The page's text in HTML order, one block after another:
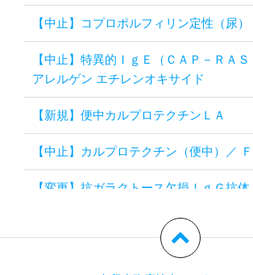
【中止】コプロポルフィリン定性（尿）
【中止】特異的ＩｇＥ（ＣＡＰ－ＲＡ
アレルゲン エチレンオキサイド
【新規】便中カルプロテクチンＬＡ
【中止】カルプロテクチン（便中）／
【変更】抗ガラクトース欠損ＩｇＧ抗体